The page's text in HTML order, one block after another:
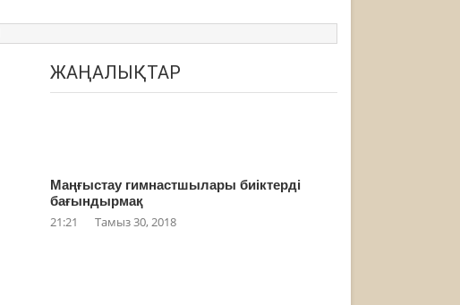
ЖАҢАЛЫҚТАР
Маңғыстау гимнастшылары биіктерді
бағындырмақ
21:21 Тамыз 30, 2018